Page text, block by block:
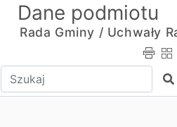
Dane podmiotu
Rada Gminy / Uchwały
Wpisz tekst do wyszukania